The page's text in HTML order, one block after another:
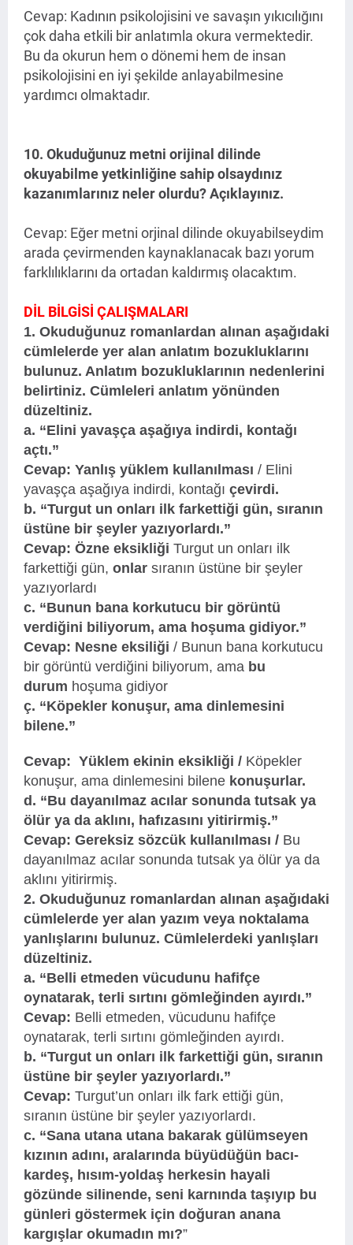
Cevap: Kadının psikolojisini ve savaşın yıkıcılığını
çok daha etkili bir anlatımla okura vermektedir.
Bu da okurun hem o dönemi hem de insan
psikolojisini en iyi şekilde anlayabilmesine
yardımcı olmaktadır.
10. Okuduğunuz metni orijinal dilinde
okuyabilme yetkinliğine sahip olsaydınız
kazanımlarınız neler olurdu? Açıklayınız.
Cevap: Eğer metni orjinal dilinde okuyabilseydim
arada çevirmenden kaynaklanacak bazı yorum
farklılıklarını da ortadan kaldırmış olacaktım.
DİL BİLGİSİ ÇALIŞMALARI
1. Okuduğunuz romanlardan alınan aşağıdaki
cümlelerde yer alan anlatım bozukluklarını
bulunuz. Anlatım bozukluklarının nedenlerini
belirtiniz. Cümleleri anlatım yönünden
düzeltiniz.
a. “Elini yavaşça aşağıya indirdi, kontağı
açtı.”
Cevap: Yanlış yüklem kullanılması / Elini
yavaşça aşağıya indirdi, kontağı çevirdi.
b. “Turgut un onları ilk farkettiği gün, sıranın
üstüne bir şeyler yazıyorlardı.”
Cevap: Özne eksikliği Turgut un onları ilk
farkettiği gün, onlar sıranın üstüne bir şeyler
yazıyorlardı
c. “Bunun bana korkutucu bir görüntü
verdiğini biliyorum, ama hoşuma gidiyor.”
Cevap: Nesne eksiliği / Bunun bana korkutucu
bir görüntü verdiğini biliyorum, ama bu
durum hoşuma gidiyor
ç. “Köpekler konuşur, ama dinlemesini
bilene.”
Cevap: Yüklem ekinin eksikliği / Köpekler
konuşur, ama dinlemesini bilene konuşurlar.
d. “Bu dayanılmaz acılar sonunda tutsak ya
ölür ya da aklını, hafızasını yitirirmiş.”
Cevap: Gereksiz sözcük kullanılması / Bu
dayanılmaz acılar sonunda tutsak ya ölür ya da
aklını yitirirmiş.
2. Okuduğunuz romanlardan alınan aşağıdaki
cümlelerde yer alan yazım veya noktalama
yanlışlarını bulunuz. Cümlelerdeki yanlışları
düzeltiniz.
a. “Belli etmeden vücudunu hafifçe
oynatarak, terli sırtını gömleğinden ayırdı.”
Cevap: Belli etmeden, vücudunu hafifçe
oynatarak, terli sırtını gömleğinden ayırdı.
b. “Turgut un onları ilk farkettiği gün, sıranın
üstüne bir şeyler yazıyorlardı.”
Cevap: Turgut’un onları ilk fark ettiği gün,
sıranın üstüne bir şeyler yazıyorlardı.
c. “Sana utana utana bakarak gülümseyen
kızının adını, aralarında büyüdüğün bacı-
kardeş, hısım-yoldaş herkesin hayali
gözünde silinende, seni karnında taşıyıp bu
günleri göstermek için doğuran anana
kargışlar okumadın mı?”